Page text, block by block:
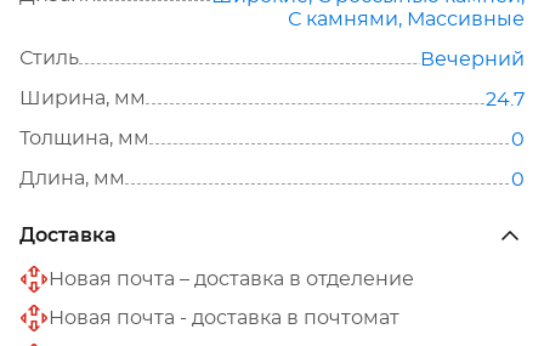
С камнями, Массивные
Стиль
Вечерний
Ширина, мм
24.7
Толщина, мм
0
Длина, мм
0
Доставка
Новая почта – доставка в отделение
Новая почта - доставка в почтомат